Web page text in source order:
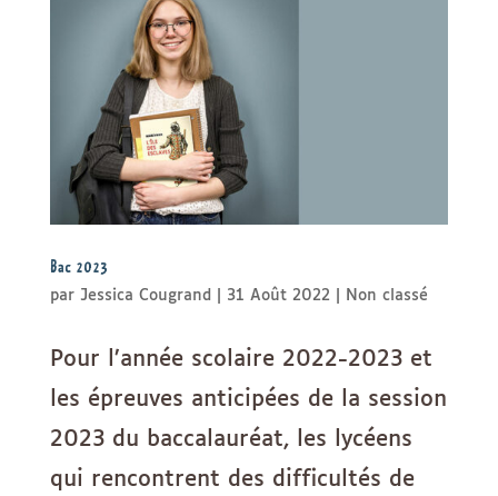
Bac 2023
par Jessica Cougrand 31 Août 2022| Non classé
Pour l’année scolaire 2022-2023 et
les épreuves anticipées de la session
2023 du baccalauréat, les lycéens
qui rencontrent des difficultés de